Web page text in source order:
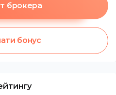
брокера
бонус